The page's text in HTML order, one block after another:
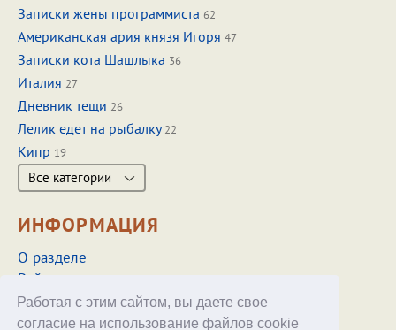
Работая с этим сайтом, вы даете свое
согласие на использование файлов cookie
Записки жены программиста 62
Американская ария князя Игоря 47
Записки кота Шашлыка 36
Италия 27
Дневник тещи 26
Лелик едет на рыбалку22
Кипр 19
Все категории
ИНФОРМАЦИЯ
О разделе
Рейтинг
RSS-лента
Архив